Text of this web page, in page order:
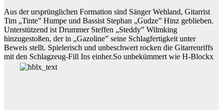
Aus der ursprünglichen Formation sind Sänger Wehland, Gitarrist
Tim „Tinte” Humpe und Bassist Stephan „Gudze” Hinz geblieben.
Unterstützend ist Drummer Steffen „Steddy” Wilmking
hinzugestoßen, der in „Gazoline” seine Schlagfertigkeit unter
Beweis stellt. Spielerisch und unbeschwert rocken die Gitarrenriffs
mit den Schlagzeug-Fill Ins einher.So unbekümmert wie H-Blockx